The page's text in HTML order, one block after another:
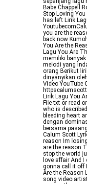
Babe Chappell
Stop Loving
has left Lirik
you are the
back now
You Are the
Lagu You Are
memiliki
melodi yang
orang Berikut
dinyanyikan
Video YouTube
Lirik Lagu You
File txt or read
who is
bleeding heart
dengan
bersama
Calum Scott
reason Im
are the reason
stop the world
love affair And
gonna call it off
Are the Reason
song video